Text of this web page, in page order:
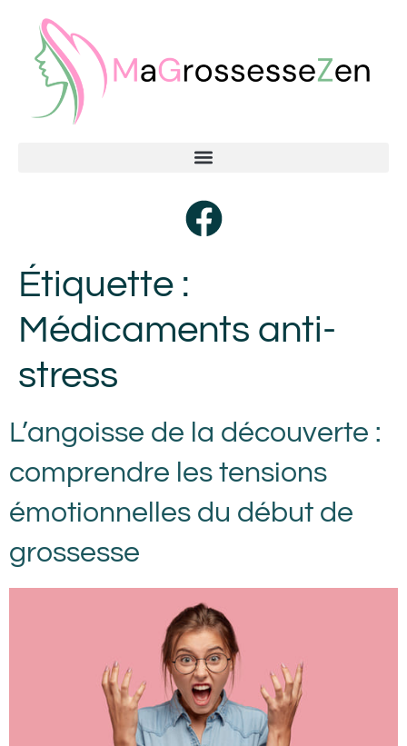
Étiquette :
Médicaments anti-
stress
L’angoisse de la découverte :
comprendre les tensions
émotionnelles du début de
grossesse